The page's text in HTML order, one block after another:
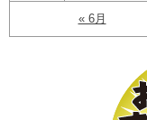
« 6月